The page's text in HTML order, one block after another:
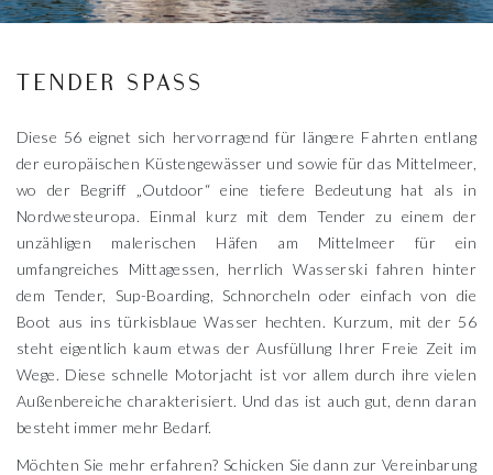
TENDER SPASS
Diese 56 eignet sich hervorragend für längere Fahrten entlang
der europäischen Küstengewässer und sowie für das Mittelmeer,
wo der Begriff „Outdoor“ eine tiefere Bedeutung hat als in
Nordwesteuropa. Einmal kurz mit dem Tender zu einem der
unzähligen malerischen Häfen am Mittelmeer für ein
umfangreiches Mittagessen, herrlich Wasserski fahren hinter
dem Tender, Sup-Boarding, Schnorcheln oder einfach von die
Boot aus ins türkisblaue Wasser hechten. Kurzum, mit der 56
steht eigentlich kaum etwas der Ausfüllung Ihrer Freie Zeit im
Wege. Diese schnelle Motorjacht ist vor allem durch ihre vielen
Außenbereiche charakterisiert. Und das ist auch gut, denn daran
besteht immer mehr Bedarf.
Möchten Sie mehr erfahren? Schicken Sie dann zur Vereinbarung